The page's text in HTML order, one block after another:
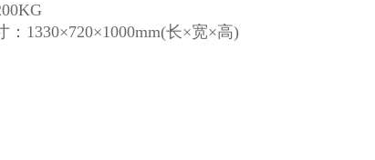
：1330×720×1000mm(长×宽×高)